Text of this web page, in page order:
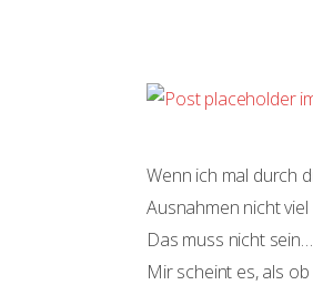
Wenn ich mal durch
Ausnahmen nicht
Das muss nicht sein…
Mir scheint es, als